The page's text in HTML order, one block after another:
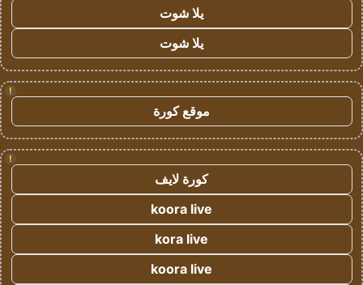
يلا شوت
يلا شوت
!
موقع كورة
!
كورة لايف
koora live
kora live
koora live